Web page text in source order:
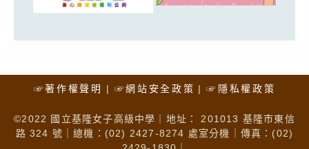
☞著作權聲明 ☞網站安全政策 ☞隱私權政策
©2022 國立基隆女子高級中學｜地址： 201013 基隆市東信
路 324 號｜總機：(02) 2427-8274 處室分機｜傳真：(02)